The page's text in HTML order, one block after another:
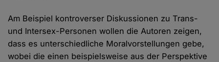
Am Beispiel kontroverser Diskussionen zu Trans-
und Intersex-Personen wollen die Autoren zeigen,
dass es unterschiedliche Moralvorstellungen gebe,
wobei die einen beispielsweise aus der Perspektive